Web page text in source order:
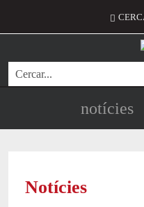
Cerca
notícies
Notícies